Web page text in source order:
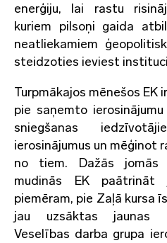
enerģiju, lai rastu
kuriem pilsoņi gaida
neatliekamiem
steidzoties ieviest
Turpmākajos mēnešos EK
pie saņemto
sniegšanas
ierosinājumus un mēģinot
no tiem. Dažās jomās
mudinās EK paātrināt
piemēram, pie Zaļā kursa
jau uzsāktas jaunas
Veselības darba grupa